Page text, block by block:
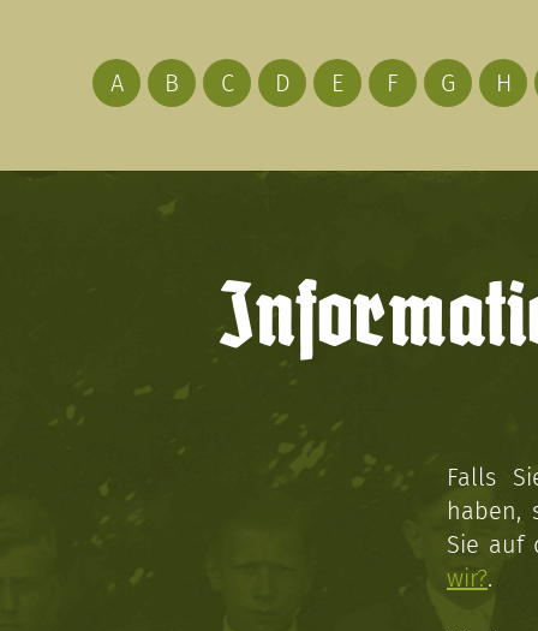
A B C D E F G H
Falls
haben,
Sie auf
wir?.